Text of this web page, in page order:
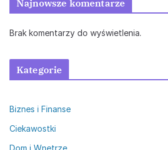
Najnowsze komentarze
Brak komentarzy do wyświetlenia.
Kategorie
Biznes i Finanse
Ciekawostki
Dom i Wnętrze